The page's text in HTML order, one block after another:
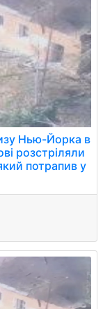
Нью-Йорка в
розстріляли
потрапив у